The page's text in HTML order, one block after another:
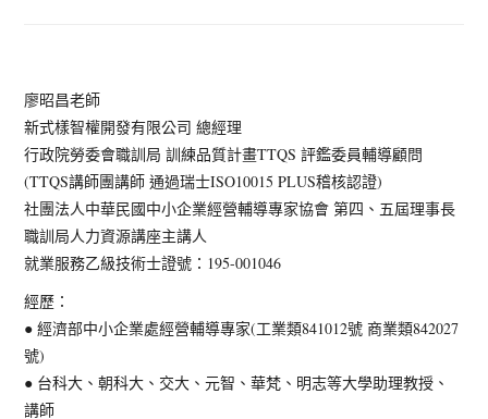
廖昭昌老師
新式樣智權開發有限公司 總經理
行政院勞委會職訓局 訓練品質計畫TTQS 評鑑委員輔導顧問
(TTQS講師團講師 通過瑞士ISO10015 PLUS稽核認證)
社團法人中華民國中小企業經營輔導專家協會 第四、五屆理事長
職訓局人力資源講座主講人
就業服務乙級技術士證號：195-001046
經歷：
● 經濟部中小企業處經營輔導專家(工業類841012號 商業類842027
號)
● 台科大、朝科大、交大、元智、華梵、明志等大學助理教授、
講師